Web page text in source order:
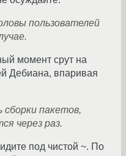
пользователей
момент срут на
Дебиана, впаривая
пакетов,
через раз.
под чистой ~. По